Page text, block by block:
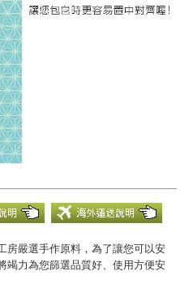
房嚴選手作原料，為了讓您可以安
竭力為您篩選品質好、使用方便安